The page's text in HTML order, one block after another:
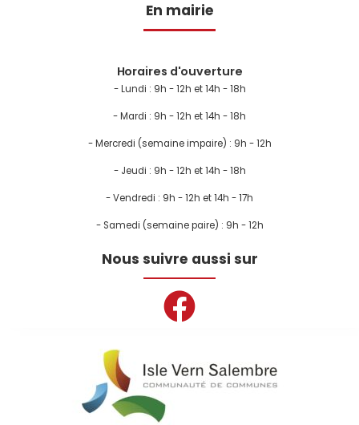
En mairie
Horaires d'ouverture
- Lundi : 9h - 12h et 14h - 18h
- Mardi : 9h - 12h et 14h - 18h
- Mercredi (semaine impaire) : 9h - 12h
- Jeudi : 9h - 12h et 14h - 18h
- Vendredi : 9h - 12h et 14h - 17h
- Samedi (semaine paire) : 9h - 12h
Nous suivre aussi sur